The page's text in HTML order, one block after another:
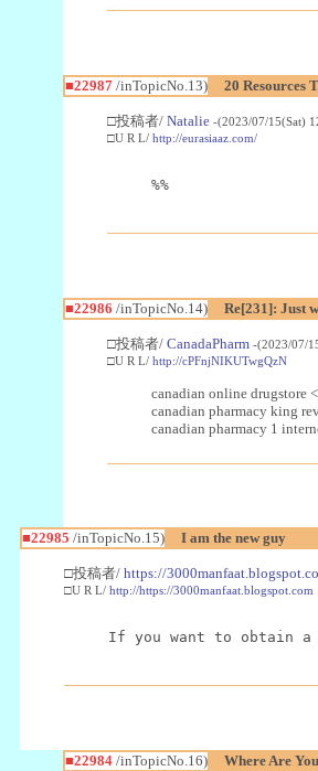
■22987/inTopicNo.13) 20 Resources
□投稿者/ Natalie -(2023/07/15(Sat)
□U R L/ http://eurasiaaz.com/
%%
■22986 /inTopicNo.14) Re[231]: Just
□投稿者/ CanadaPharm -(2023/07/
□U R L/ http://cPFnjNIKUTwgQzN
canadian online drugstore
canadian pharmacy king
canadian pharmacy 1
■22985 /inTopicNo.15) I am the new guy
□投稿者/ https://
□U R L/ http://https://3000manfaat.blogspot.com
If you want to obtain a
■22984/inTopicNo.16) Where Are